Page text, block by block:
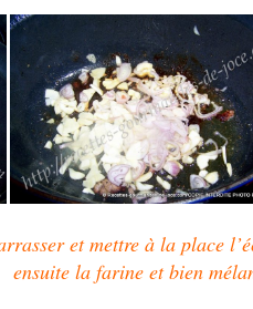
et mettre à la place
ensuite la farine et bien